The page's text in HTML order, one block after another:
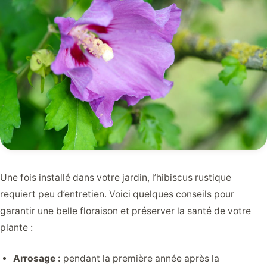
Une fois installé dans votre jardin, l’hibiscus rustique
requiert peu d’entretien. Voici quelques conseils pour
garantir une belle floraison et préserver la santé de votre
plante :
Arrosage : pendant la première année après la